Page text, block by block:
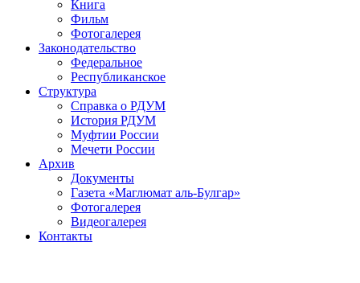
Книга
Фильм
Фотогалерея
Законодательство
Федеральное
Республиканское
Структура
Справка о РДУМ
История РДУМ
Муфтии России
Мечети России
Архив
Документы
Газета «Маглюмат аль-Булгар»
Фотогалерея
Видеогалерея
Контакты